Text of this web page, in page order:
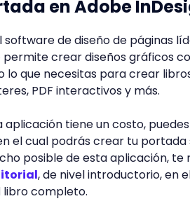
en Adobe
software de diseño de páginas
permite crear diseños gráficos
lo que necesitas para crear
PDF interactivos y más.
aplicación tiene un costo,
el cual podrás crear tu
posible de esta aplicación, te
, de nivel introductorio, en
libro completo.